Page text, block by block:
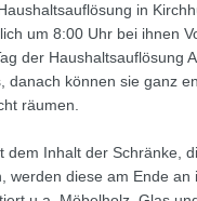
in
um 8:00 Uhr bei ihnen
der Haushaltsauflösung
danach können sie ganz
räumen.
dem Inhalt der Schränke,
werden diese am Ende